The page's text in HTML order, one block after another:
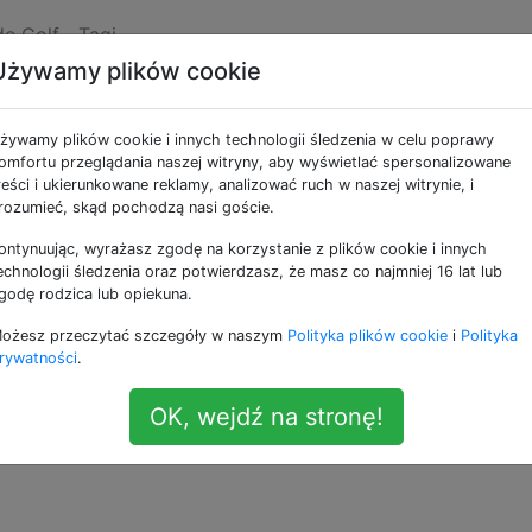
Golf Tagi
za pomocą
ze szkoły średniej! Wyzwanie polega na
trójkątów. I jak to zwykle jest w golfie kodu, wygrywa
referencyjna implementacja w Pythonie ma obecnie
w stanie grać w golfa o wiele mniejsze.
na Wikipedii powinna zacząć:Trójkąt: Obliczanie
plików cookie
plików cookie i innych technologii śledzenia w celu poprawy
przeglądania naszej witryny, aby wyświetlać spersonalizowane
i ukierunkowane reklamy, analizować ruch w naszej witrynie, i
skąd pochodzą nasi goście.
wyrażasz zgodę na korzystanie z plików cookie i innych
śledzenia oraz potwierdzasz, że masz co najmniej 16 lat lub
rodzica lub opiekuna.
przeczytać szczegóły w naszym Polityka plików cookie i Polityka
.
OK, wejdź na stronę!